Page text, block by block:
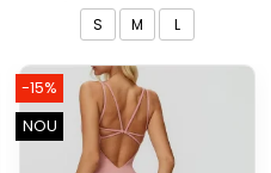
S M L
-15%
NOU